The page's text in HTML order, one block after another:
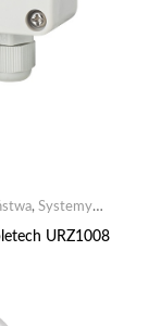
, Systemy
URZ1008